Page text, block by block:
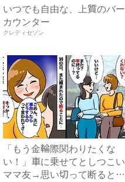
いつでも自由な、上質のバー
カウンター
クレディセゾン
「もう金輪際関わりたくな
い！」車に乗せてとしつこい
ママ友→思い切って断ると…